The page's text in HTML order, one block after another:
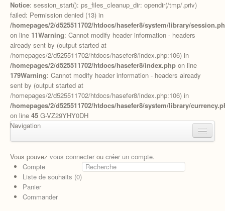
Notice: session_start(): ps_files_cleanup_dir: opendir(/tmp/.priv)
failed: Permission denied (13) in
/homepages/2/d525511702/htdocs/hasefer8/system/library/
on line 11Warning: Cannot modify header information - headers
already sent by (output started at
/homepages/2/d525511702/htdocs/hasefer8/index.php:106) in
/homepages/2/d525511702/htdocs/hasefer8/index.php on line
179Warning: Cannot modify header information - headers already
sent by (output started at
/homepages/2/d525511702/htdocs/hasefer8/index.php:106) in
/homepages/2/d525511702/htdocs/hasefer8/system/library/
on line 45 G-VZ29YHY0DH
Navigation
APPRENTISSAGE DE L'HEBREU
CHABBAT
Vous pouvez vous connecter ou créer un compte.
Compte
Liste de souhaits (0)
Panier
Commander